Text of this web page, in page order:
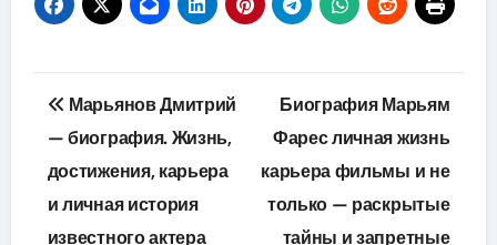
Навигация
по
записям
Марьянов Дмитрий
— биография. Жизнь,
достижения, карьера
и личная история
известного актера
Биография Марьям
Фарес личная жизнь
карьера фильмы и не
только — раскрытые
тайны и запретные